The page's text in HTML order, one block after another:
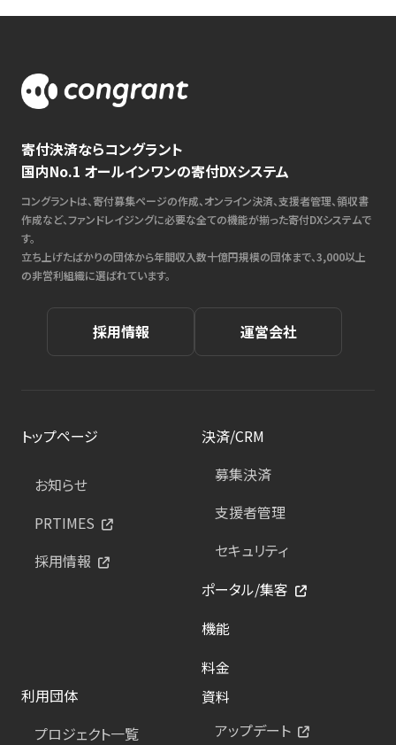
寄付決済ならコングラント
国内No.1 オールインワンの寄付DXシステム
コングラントは、寄付募集ページの作成、オンライン決済、支援者管理、領収書
作成など、ファンドレイジングに必要な全ての機能が揃った寄付DXシステムで
す。
立ち上げたばかりの団体から年間収入数十億円規模の団体まで、3,000以上
の非営利組織に選ばれています。
採用情報 運営会社
トップページ
お知らせ
PRTIMES
採用情報
決済/CRM
募集決済
支援者管理
セキュリティ
ポータル/集客
機能
料金
利用団体
プロジェクト一覧
資料
アップデート